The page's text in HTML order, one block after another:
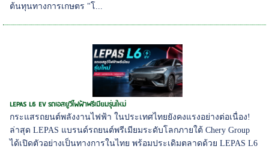
ต้นทุนทางการเกษตร "โ...
LEPAS L6 EV รถเอสยูวีไฟฟ้าพรีเมียมรุ่นใหม่
กระแสรถยนต์พลังงานไฟฟ้า ในประเทศไทยยังคงแรงอย่างต่อเนื่อง!
ล่าสุด LEPAS แบรนด์รถยนต์พรีเมียมระดับโลกภายใต้ Chery Group
ได้เปิดตัวอย่างเป็นทางการในไทย พร้อมประเดิมตลาดด้วย LEPAS L6